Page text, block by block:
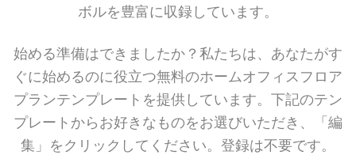
ボルを豊富に収録しています。
始める準備はできましたか？私たちは、あなたがす
ぐに始めるのに役立つ無料のホームオフィスフロア
プランテンプレートを提供しています。下記のテン
プレートからお好きなものをお選びいただき、「編
集」をクリックしてください。登録は不要です。